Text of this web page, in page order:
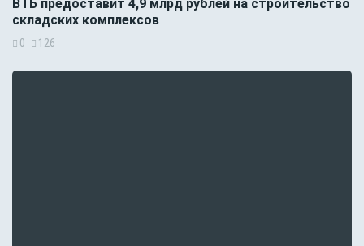
ВТБ предоставит 4,9 млрд рублей на строительство
складских комплексов
0 126